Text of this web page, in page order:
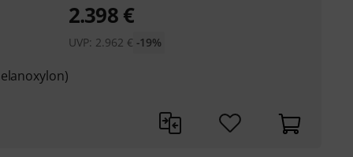
2.398 €
UVP: 2.962 € -19%